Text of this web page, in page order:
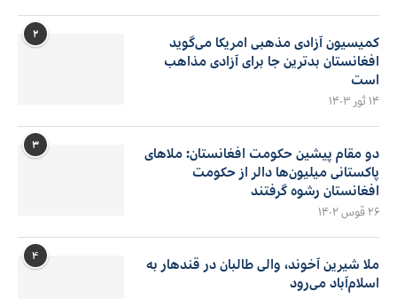
۲
کمیسیون آزادی مذهبی امریکا می‌گوید
افغانستان بدترین جا برای آزادی مذاهب
است
۱۴ ثور ۱۴۰۳
۳
دو مقام پیشین حکومت افغانستان: ملاهای
پاکستانی میلیون‌ها دالر از حکومت
افغانستان رشوه گرفتند
۲۶ قوس ۱۴۰۲
۴
ملا شیرین آخوند، والی طالبان در قندهار به
اسلام‌آباد می‌رود